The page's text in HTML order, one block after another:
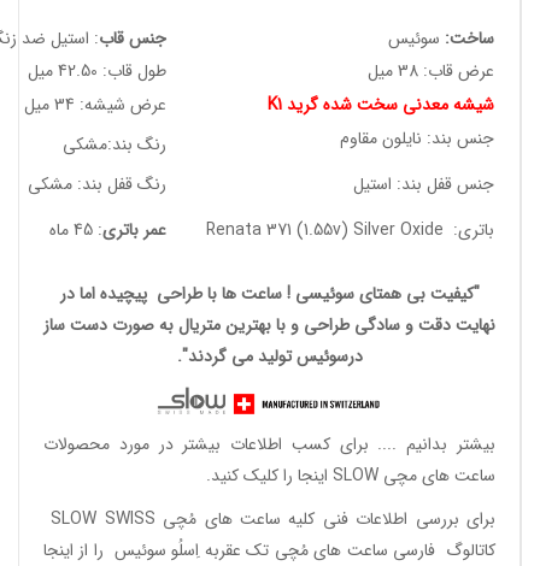
ساخت: سوئیس جنس قاب: استیل ضد
عرض قاب: 38 میل
طول قاب: 42.50 میل
شیشه معدنی سخت شده گرید K1
عرض شیشه: 34 میل
جنس بند: نایلون مقاوم
رنگ بند:مشکی
جنس قفل بند: استیل
رنگ قفل بند: مشکی
باتری: Renata 371 (1.55v) Silver Oxide
عمر باتری: 45 ماه
"کیفیت بی همتای سوئیسی ! ساعت ها با طراحی پیچیده اما در
نهایت دقت و سادگی طراحی و با بهترین متریال به صورت دست ساز
درسوئیس تولید می گردند".
بیشتر بدانیم .... برای کسب اطلاعات بیشتر در مورد محصولات
ساعت های مچی SLOW اینجا را کلیک کنید.
برای بررسی اطلاعات فنی کلیه ساعت های مُچی SLOW SWISS
کاتالوگ فارسی ساعت های مُچی تک عقربه اِسلُو سوئیس را از اینجا